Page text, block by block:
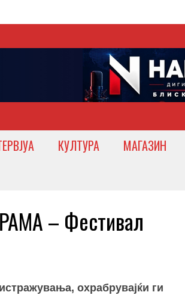
КУЛТУРА МАГАЗИН
– Фестивал
охрабрувајќи ги